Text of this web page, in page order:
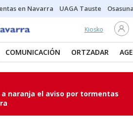
en Navarra UAGA Tauste
Kiosko
COMUNICACIÓN ORTZADAR
a naranja el aviso por tormentas